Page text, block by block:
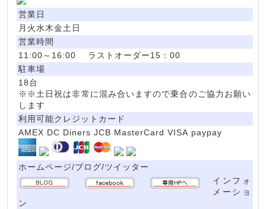
営業日
月火水木金土日
営業時間
11:00～16:00 ラストオーダー15：00
駐車場
18台
※※土日祝は非常に混み合いますので乗合のご協力お願い
します
利用可能クレジットカード
AMEX DC Diners JCB MasterCard VISA paypay
ホームページ/ブログ/ツイッター
インフォ
メーショ
ン